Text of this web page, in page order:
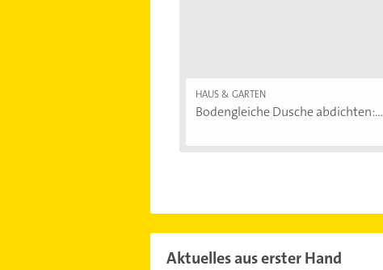
HAUS & GARTEN
Bodengleiche Dusche abdichten:...
Aktuelles aus erster Hand